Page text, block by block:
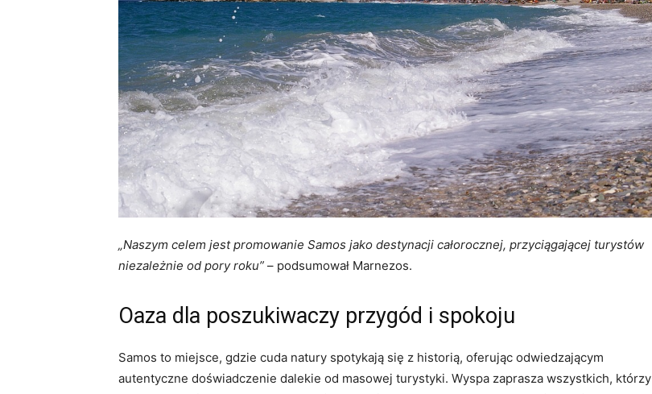
„Naszym celem jest promowanie Samos jako destynacji całorocznej, przyciągającej turystów
niezależnie od pory roku” – podsumował Marnezos.
Oaza dla poszukiwaczy przygód i spokoju
Samos to miejsce, gdzie cuda natury spotykają się z historią, oferując odwiedzającym
autentyczne doświadczenie dalekie od masowej turystyki. Wyspa zaprasza wszystkich, którzy